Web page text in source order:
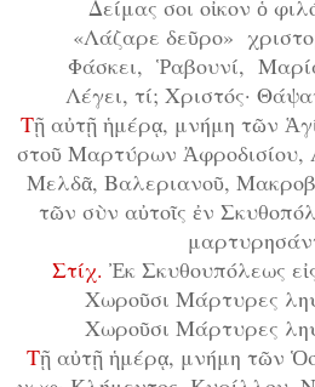
Δε­ί­μας σοι οἶ­κον ὁ
«Λάζαρε δεῦ­ρο»
Φάσκει, Ῥα­βου­νί,
Λέγει, τί; Χρι­στός·
Τῇ αὐ­τῇ ἡ­μέ­ρᾳ, μνή­μη τῶν
στοῦ Μαρ­τύ­ρων Ἀ­φρο­δι­σί­ου,
Μελ­δᾶ, Βα­λε­ρι­α­νοῦ,
τῶν σὺν αὐ­τοῖς ἐν
Στίχ. Ἐκ Σκυ­θου­πό­λε­ως
Χω­ροῦ­σι Μάρτυρες
Χω­ροῦ­σι Μάρτυρες
Τῇ αὐ­τῇ ἡ­μέ­ρᾳ, μνήμη τῶν